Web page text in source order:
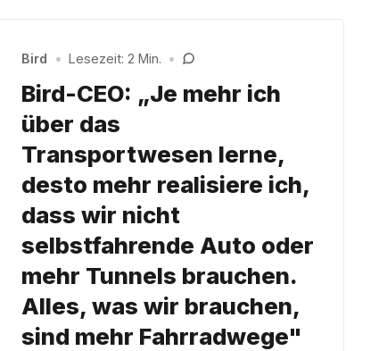
Bird • Lesezeit: 2 Min. •
Bird-CEO: „Je mehr ich
über das
Transportwesen lerne,
desto mehr realisiere ich,
dass wir nicht
selbstfahrende Auto oder
mehr Tunnels brauchen.
Alles, was wir brauchen,
sind mehr Fahrradwege"